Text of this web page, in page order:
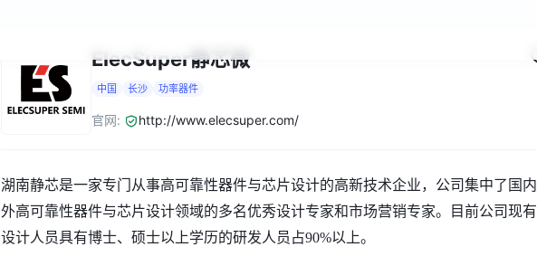
ElecSuper静芯微
中国 长沙 功率器件
官网: http://www.elecsuper.com/
湖南静芯是一家专门从事高可靠性器件与芯片设计的高新技术企业， 公司集中了国内
外高可靠性器件与芯片设计领域的多名优秀设计专家和市场营销专家。目前公司现有
设计人员具有博士、硕士以上学历的研发人员占90%以上。